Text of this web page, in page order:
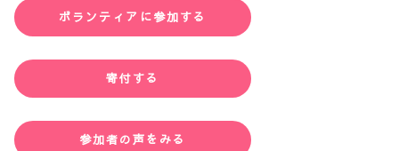
ボランティアに参加する
寄付する
参加者の声をみる